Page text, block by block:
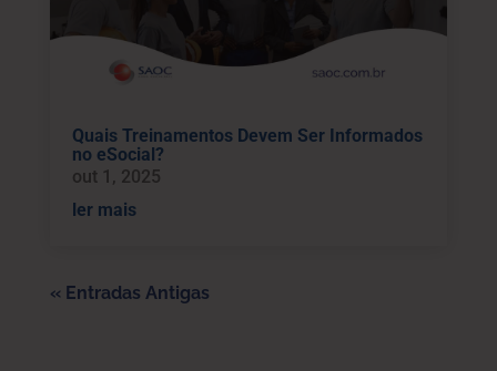
Quais Treinamentos Devem Ser Informados
no eSocial?
out 1, 2025
ler mais
« Entradas Antigas